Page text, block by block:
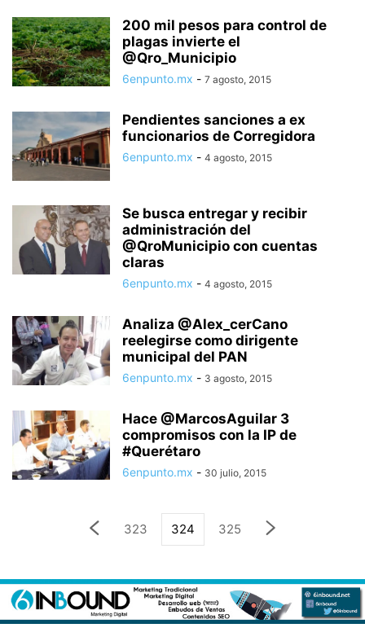
200 mil pesos para control de
plagas invierte el
@Qro_Municipio
6enpunto.mx - 7 agosto, 2015
Pendientes sanciones a ex
funcionarios de Corregidora
6enpunto.mx - 4 agosto, 2015
Se busca entregar y recibir
administración del
@QroMunicipio con cuentas
claras
6enpunto.mx - 4 agosto, 2015
Analiza @Alex_cerCano
reelegirse como dirigente
municipal del PAN
6enpunto.mx - 3 agosto, 2015
Hace @MarcosAguilar 3
compromisos con la IP de
#Querétaro
6enpunto.mx - 30 julio, 2015
323 324 325